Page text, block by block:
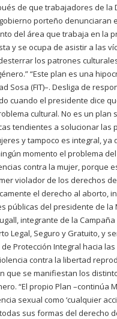
de que trabajadores de la
porteño denunciaran
del área que trabaja en la
y se ocupa de asistir a las
los patrones
“Este plan es una
Sosa (FIT)–. Desliga de
cuando el presidente dice
cultural. No es un plan
tendientes a solucionar las
y tampoco es integral, ya
momento el problema
contra la mujer, porque
violador de los derechos
el derecho al aborto,
públicas del presidente de la
integrante de la
Legal, Seguro y Gratuito, y
de Protección Integral hacia
contra la libertad
que se manifiestan los
“El propio Plan –continúa
sexual como ‘cualquier
sus formas del derecho